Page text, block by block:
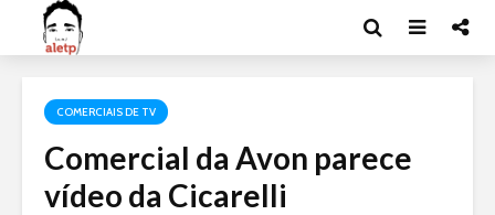
COMERCIAIS DE TV
Comercial da Avon parece
vídeo da Cicarelli